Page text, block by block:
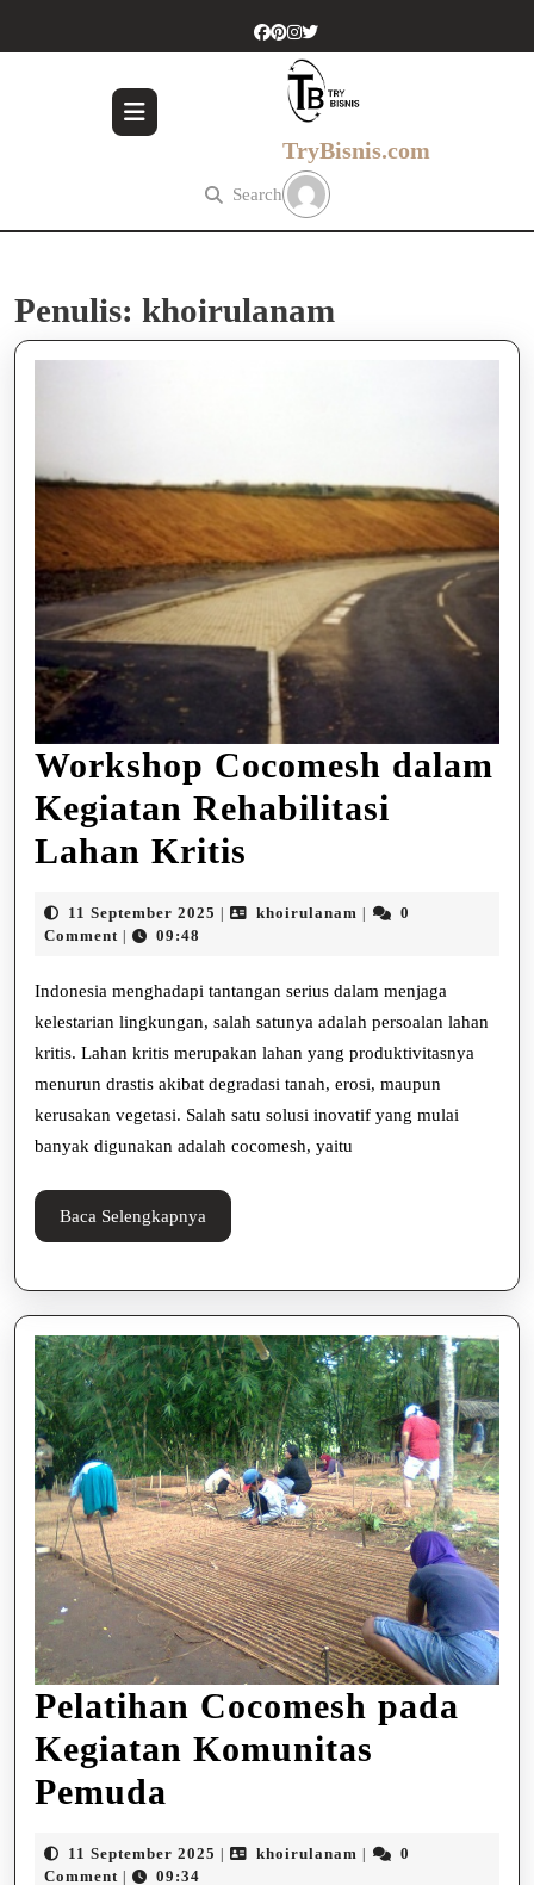
TryBisnis.com
Search
Penulis: khoirulanam
Workshop Cocomesh dalam
Kegiatan Rehabilitasi
Lahan Kritis
Kegiatan
Rehabilitasi
Lahan
Kritis
11 September 2025 11
khoirulanam khoirulanam
0
Comment
09:48
Indonesia menghadapi tantangan serius dalam menjaga
kelestarian lingkungan, salah satunya adalah persoalan lahan
kritis. Lahan kritis merupakan lahan yang produktivitasnya
menurun drastis akibat degradasi tanah, erosi, maupun
kerusakan vegetasi. Salah satu solusi inovatif yang mulai
banyak digunakan adalah cocomesh, yaitu
Baca Selengkapnya
Selengkapnya
Pelatihan Cocomesh pada
Kegiatan Komunitas
Pemuda
pada
11 September 2025 11
| khoirulanam khoirulanam
|
0
Comment | 09:34